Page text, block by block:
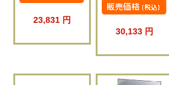
23,831 円
30,133 円